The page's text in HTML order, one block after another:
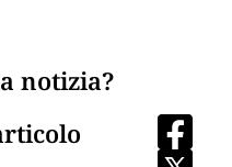
notizia?